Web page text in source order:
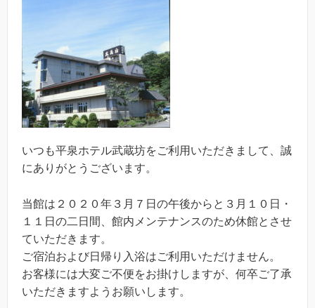
いつも平泉ホテル武蔵坊をご利用いただきまして、誠
にありがとうございます。
当館は２０２０年３月７日の午後からと３月１０日・
１１日の二日間、館内メンテナンスのため休館とさせ
ていただきます。
ご宿泊および日帰り入浴はご利用いただけません。
お客様には大変ご不便をお掛けしますが、何卒ご了承
いただきますようお願いします。